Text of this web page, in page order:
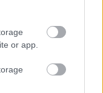
or app.